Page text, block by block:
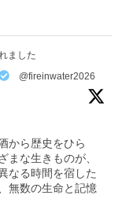
ました
@fireinwater2026
から歴史をひら
まな生きものが、
なる時間を宿した
無数の生命と記憶